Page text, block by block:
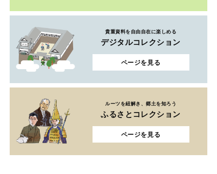
貴重資料を自由自在に楽しめる
デジタルコレクション
ページを見る
ルーツを紐解き、郷土を知ろう
ふるさとコレクション
ページを見る